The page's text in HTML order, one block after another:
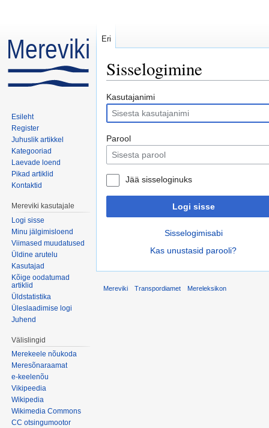
Sisselogimine
Kasutajanimi
Parool
Jää sisseloginuks
Logi sisse
Sisselogimisabi
Kas unustasid parooli?
Eri
Esileht
Register
Juhuslik artikkel
Kategooriad
Laevade loend
Pikad artiklid
Kontaktid
Mereviki kasutajale
Logi sisse
Minu jälgimisloend
Viimased muudatused
Üldine arutelu
Kasutajad
Kõige oodatumad
artiklid
Üldstatistika
Üleslaadimise logi
Juhend
Välislingid
Merekeele nõukoda
Meresõnaraamat
e-keelenõu
Vikipeedia
Wikipedia
Wikimedia Commons
CC otsingumootor
Mereviki Transpordiamet Mereleksikon